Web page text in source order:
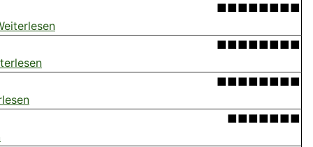
■■■■■■■■
■■■■■■■■
■■■■■■■■
■■■■■■■